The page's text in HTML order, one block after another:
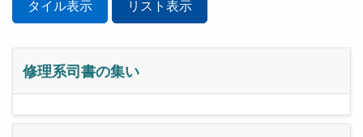
タイル表示 リスト表示
修理系司書の集い